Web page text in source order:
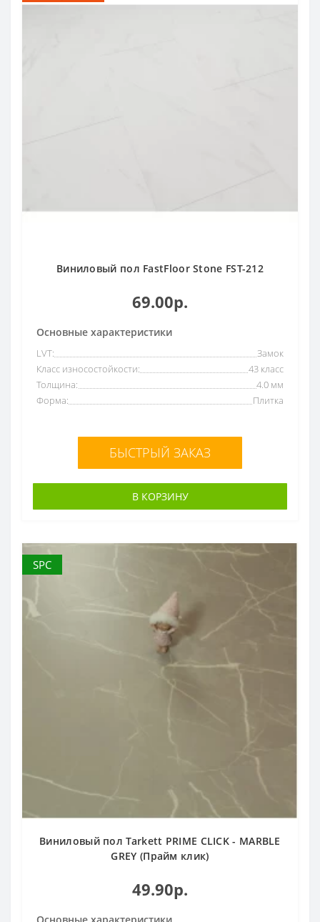
Виниловый пол FastFloor Stone FST-212
69.00р.
Основные характеристики
LVT:
Замок
Класс износостойкости:
43 класс
Толщина:
4.0 мм
Форма:
Плитка
БЫСТРЫЙ ЗАКАЗ
В КОРЗИНУ
SPC
Виниловый пол Tarkett PRIME CLICK - MARBLE
GREY (Прайм клик)
49.90р.
Основные характеристики